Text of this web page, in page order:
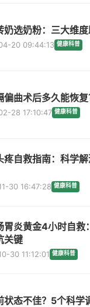
奶选奶粉：三大维
20 09:44:13 健康科普
偏曲术后多久能恢
28 17:10:47 健康科普
疼自救指南：科学
30 16:47:28 健康科普
胃炎黄金4小时自救
关键
30 11:12:01 健康科普
状态不佳？5个科学